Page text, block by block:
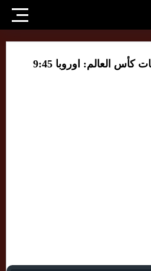
العالم: اوروبا 9:45